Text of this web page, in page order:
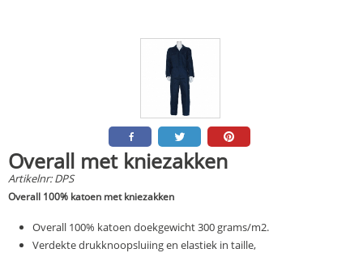
Overall met kniezakken
Artikelnr: DPS
Overall 100% katoen met kniezakken
Overall 100% katoen doekgewicht 300 grams/m2.
Verdekte drukknoopsluiing en elastiek in taille,